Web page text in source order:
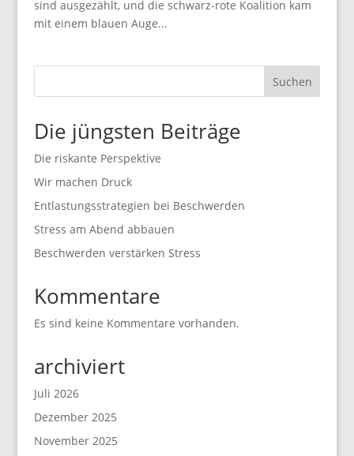
sind ausgezählt, und die schwarz-rote Koalition kam
mit einem blauen Auge...
Suchen
Die jüngsten Beiträge
Die riskante Perspektive
Wir machen Druck
Entlastungsstrategien bei Beschwerden
Stress am Abend abbauen
Beschwerden verstärken Stress
Kommentare
Es sind keine Kommentare vorhanden.
archiviert
Juli 2026
Dezember 2025
November 2025